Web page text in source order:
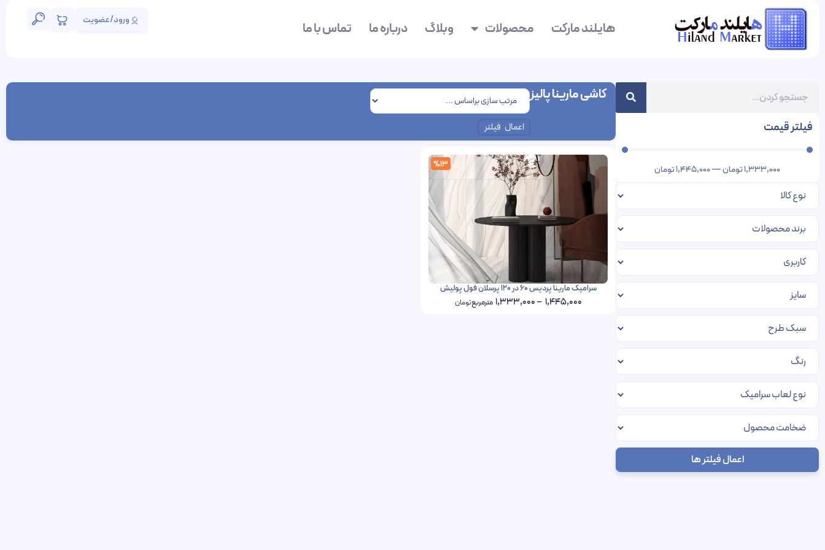
هایلند مارکت محصولات وبلاگ درباره ما تماس با ما ورود/عضویت
فیلتر قیمت
1,333,000تومان—
1,445,000تومان
اعمال فیلتر ها
کاشی مارینا پالیز
اعمال فیلتر
%13
سرامیک مارینا پردیس 60 در 120 پرسلان فول پولیش
1,445,000
–
1,333,000 مترمربعتومان